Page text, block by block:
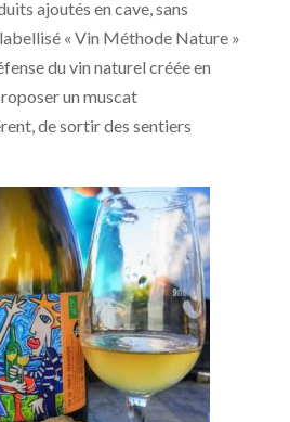
ajoutés en cave, sans
« Vin Méthode Nature »
du vin naturel créée en
un muscat
de sortir des sentiers